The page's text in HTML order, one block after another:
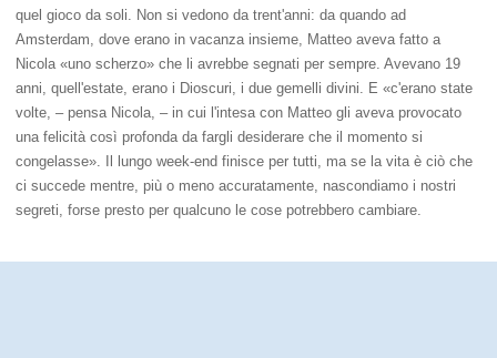
quel gioco da soli. Non si vedono da trent'anni: da quando ad
Amsterdam, dove erano in vacanza insieme, Matteo aveva fatto a
Nicola «uno scherzo» che li avrebbe segnati per sempre. Avevano 19
anni, quell'estate, erano i Dioscuri, i due gemelli divini. E «c'erano state
volte, – pensa Nicola, – in cui l'intesa con Matteo gli aveva provocato
una felicità così profonda da fargli desiderare che il momento si
congelasse». Il lungo week-end finisce per tutti, ma se la vita è ciò che
ci succede mentre, più o meno accuratamente, nascondiamo i nostri
segreti, forse presto per qualcuno le cose potrebbero cambiare.